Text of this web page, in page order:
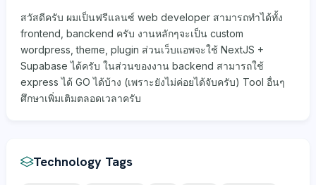
สวัสดีครับ ผมเป็นฟรีแลนซ์ web developer สามารถทำได้ทั้ง
frontend, banckend ครับ งานหลักๆจะเป็น custom
wordpress, theme, plugin ส่วนเว็บแอพจะใช้ NextJS +
Supabase ได้ครับ ในส่วนของงาน backend สามารถใช้
express ได้ GO ได้บ้าง (เพราะยังไม่ค่อยได้จับครับ) Tool อื่นๆ
ศึกษาเพิ่มเติมตลอดเวลาครับ
Technology Tags